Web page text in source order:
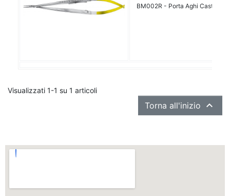
BM002R - Porta Aghi
Visualizzati 1-1 su 1 articoli
Torna all'inizio 